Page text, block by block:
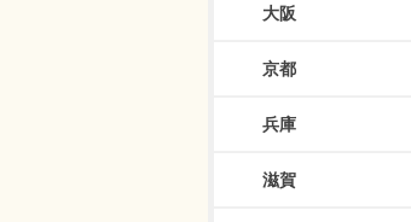
大阪
京都
兵庫
滋賀